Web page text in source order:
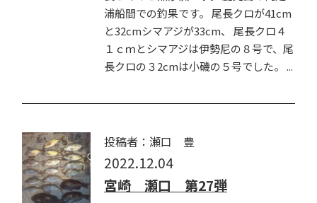
浦船間での釣果です。 尾長クロが41cm
と32cmシマアジが33cm、 尾長クロ４
１ｃｍとシマアジは伊勢尼の８号で、尾
長クロの３2cmは小磯の５号でした。 ...
投稿者：瀬口 豊
2022.12.04
宮崎 瀬口 第27弾